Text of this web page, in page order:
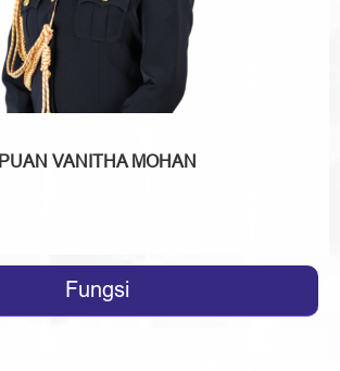
PUAN VANITHA MOHAN
Fungsi